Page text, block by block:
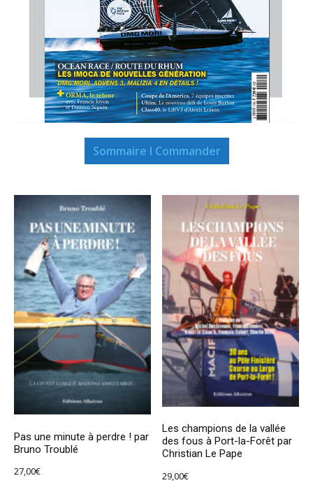
Sommaire I Commander
Pas une minute à perdre ! par
Bruno Troublé
27,00€
Les champions de la vallée
des fous à Port-la-Forêt par
Christian Le Pape
29,00€